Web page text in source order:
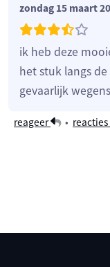
zondag 15 maart
ik heb deze
het stuk langs
gevaarlijk
reageer • reacties